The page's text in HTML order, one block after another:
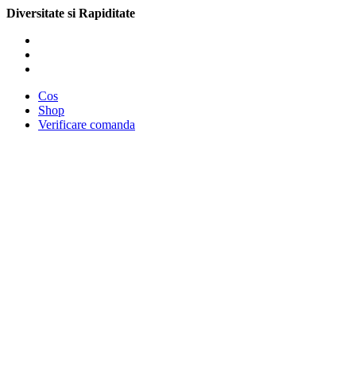
Diversitate si Rapiditate
Cos
Shop
Verificare comanda